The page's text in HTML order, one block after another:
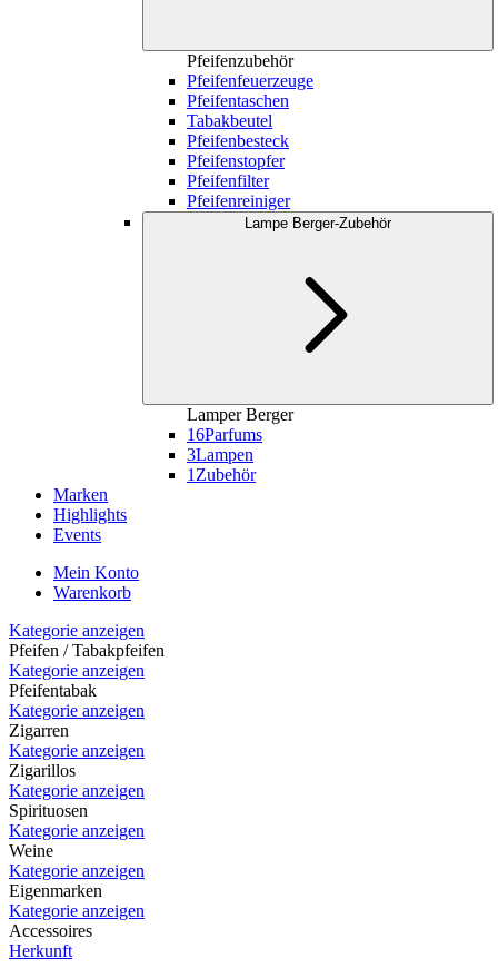
Pfeifenzubehör
Pfeifenfeuerzeuge
Pfeifentaschen
Tabakbeutel
Pfeifenbesteck
Pfeifenstopfer
Pfeifenfilter
Pfeifenreiniger
Lampe Berger-Zubehör
Lamper Berger
16Parfums
3Lampen
1 Zubehör
Marken
Highlights
Events
Mein Konto
Warenkorb
Kategorie anzeigen
Pfeifen / Tabakpfeifen
Kategorie anzeigen
Pfeifentabak
Kategorie anzeigen
Zigarren
Kategorie anzeigen
Zigarillos
Kategorie anzeigen
Spirituosen
Kategorie anzeigen
Weine
Kategorie anzeigen
Eigenmarken
Kategorie anzeigen
Accessoires
Herkunft